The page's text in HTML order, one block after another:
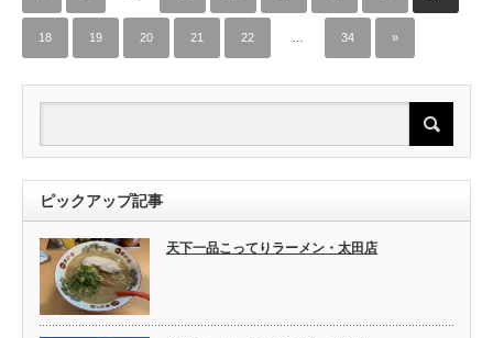
18 19 20 21 22 34 »
ピックアップ記事
天下一品こってりラーメン・太田店